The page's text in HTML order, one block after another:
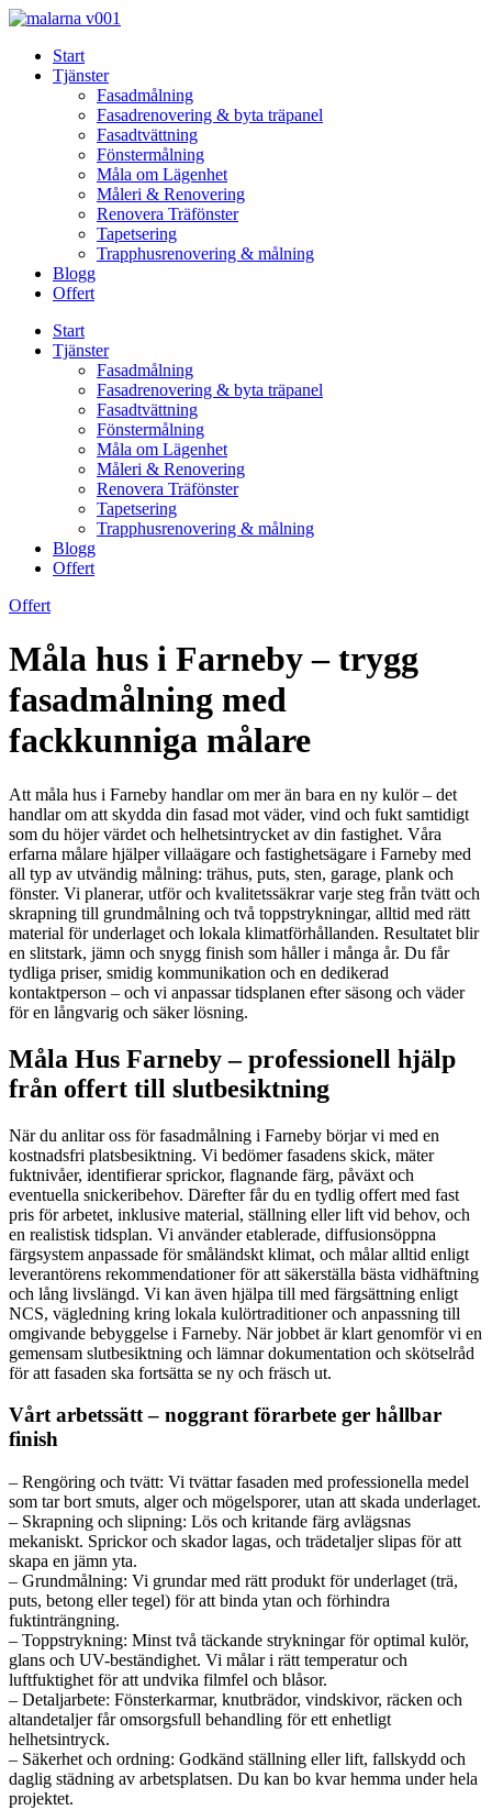
Skip
contentStart
Tjänster
Fasadmålning
Fasadrenovering & byta träpanel
Fasadtvättning
Fönstermålning
Måla om Lägenhet
Måleri & Renovering
Renovera Träfönster
Tapetsering
Trapphusrenovering & målning
Blogg
Offert
Start
Tjänster
Fasadmålning
Fasadrenovering & byta träpanel
Fasadtvättning
Fönstermålning
Måla om Lägenhet
Måleri & Renovering
Renovera Träfönster
Tapetsering
Trapphusrenovering & målning
Blogg
Offert
Offert
Måla hus i Farneby – trygg
fasadmålning med
fackkunniga målare
Att måla hus i Farneby handlar om mer än bara en ny kulör – det
handlar om att skydda din fasad mot väder, vind och fukt samtidigt
som du höjer värdet och helhetsintrycket av din fastighet. Våra
erfarna målare hjälper villaägare och fastighetsägare i Farneby med
all typ av utvändig målning: trähus, puts, sten, garage, plank och
fönster. Vi planerar, utför och kvalitetssäkrar varje steg från tvätt och
skrapning till grundmålning och två toppstrykningar, alltid med rätt
material för underlaget och lokala klimatförhållanden. Resultatet blir
en slitstark, jämn och snygg finish som håller i många år. Du får
tydliga priser, smidig kommunikation och en dedikerad
kontaktperson – och vi anpassar tidsplanen efter säsong och väder
för en långvarig och säker lösning.
Måla Hus Farneby – professionell hjälp
från offert till slutbesiktning
När du anlitar oss för fasadmålning i Farneby börjar vi med en
kostnadsfri platsbesiktning. Vi bedömer fasadens skick, mäter
fuktnivåer, identifierar sprickor, flagnande färg, påväxt och
eventuella snickeribehov. Därefter får du en tydlig offert med fast
pris för arbetet, inklusive material, ställning eller lift vid behov, och
en realistisk tidsplan. Vi använder etablerade, diffusionsöppna
färgsystem anpassade för småländskt klimat, och målar alltid enligt
leverantörens rekommendationer för att säkerställa bästa vidhäftning
och lång livslängd. Vi kan även hjälpa till med färgsättning enligt
NCS, vägledning kring lokala kulörtraditioner och anpassning till
omgivande bebyggelse i Farneby. När jobbet är klart genomför vi en
gemensam slutbesiktning och lämnar dokumentation och skötselråd
för att fasaden ska fortsätta se ny och fräsch ut.
Vårt arbetssätt – noggrant förarbete ger hållbar
finish
– Rengöring och tvätt: Vi tvättar fasaden med professionella medel
som tar bort smuts, alger och mögelsporer, utan att skada underlaget.
– Skrapning och slipning: Lös och kritande färg avlägsnas
mekaniskt. Sprickor och skador lagas, och trädetaljer slipas för att
skapa en jämn yta.
– Grundmålning: Vi grundar med rätt produkt för underlaget (trä,
puts, betong eller tegel) för att binda ytan och förhindra
fuktinträngning.
– Toppstrykning: Minst två täckande strykningar för optimal kulör,
glans och UV-beständighet. Vi målar i rätt temperatur och
luftfuktighet för att undvika filmfel och blåsor.
– Detaljarbete: Fönsterkarmar, knutbrädor, vindskivor, räcken och
altandetaljer får omsorgsfull behandling för ett enhetligt
helhetsintryck.
– Säkerhet och ordning: Godkänd ställning eller lift, fallskydd och
daglig städning av arbetsplatsen. Du kan bo kvar hemma under hela
projektet.